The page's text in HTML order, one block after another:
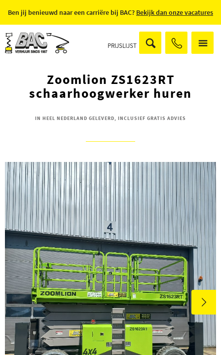
Ben jij benieuwd naar een carriëre bij BAC? Bekijk dan onze vacatures
PRIJSLIJST
Zoomlion ZS1623RT
schaarhoogwerker huren
IN HEEL NEDERLAND GELEVERD, INCLUSIEF GRATIS ADVIES